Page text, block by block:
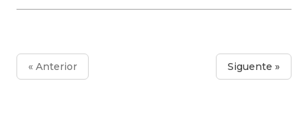
« Anterior Siguente »